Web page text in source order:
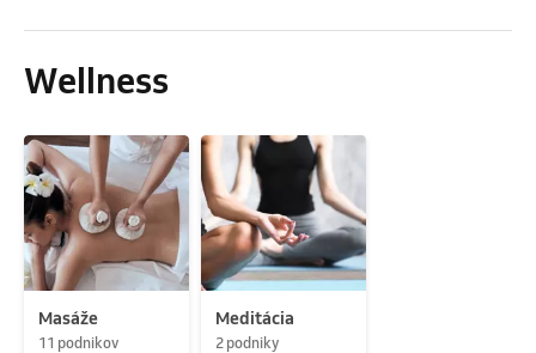
Wellness
Masáže
11 podnikov
Meditácia
2 podniky